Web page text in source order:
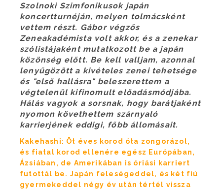
Szolnoki Szimfonikusok japán
koncertturnéján, melyen tolmácsként
vettem részt. Gábor végzős
Zeneakadémista volt akkor, és a zenekar
szólistájaként mutatkozott be a japán
közönség előtt. Be kell valljam, azonnal
lenyűgözött a kivételes zenei tehetsége
és "első hallásra" beleszerettem a
végtelenül kifinomult előadásmódjába.
Hálás vagyok a sorsnak, hogy barátjaként
nyomon követhettem szárnyaló
karrierjének eddigi, főbb állomásait.
Kakehashi: Öt éves korod óta zongorázol,
és fiatal korod ellenére egész Európában,
Ázsiában, de Amerikában is óriási karriert
futottál be. Japán feleségeddel, és két fiú
gyermekeddel négy év után tértél vissza